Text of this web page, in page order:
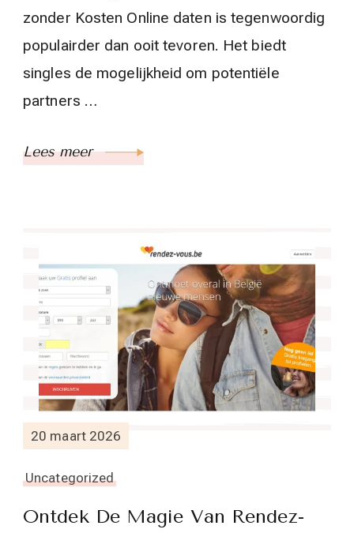
zonder Kosten Online daten is tegenwoordig
populairder dan ooit tevoren. Het biedt
singles de mogelijkheid om potentiële
partners …
Lees meer
20 maart 2026
Uncategorized
Ontdek De Magie Van Rendez-